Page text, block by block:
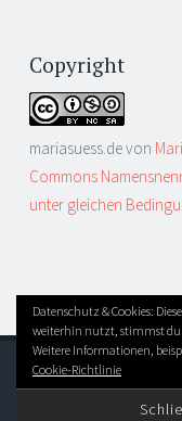
Copyright
mariasuess.devon
Commons
unter gleichen
DIESES BLOG LÄUFT
Datenschutz & Cookies:
weiterhin nutzt, stimmst du
Weitere Informationen,
Cookie-Richtlinie